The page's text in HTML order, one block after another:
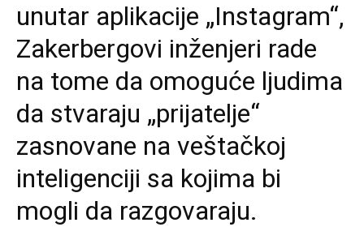
unutar aplikacije „Instagram“,
Zakerbergovi inženjeri rade
na tome da omoguće ljudima
da stvaraju „prijatelje“
zasnovane na veštačkoj
inteligenciji sa kojima bi
mogli da razgovaraju.